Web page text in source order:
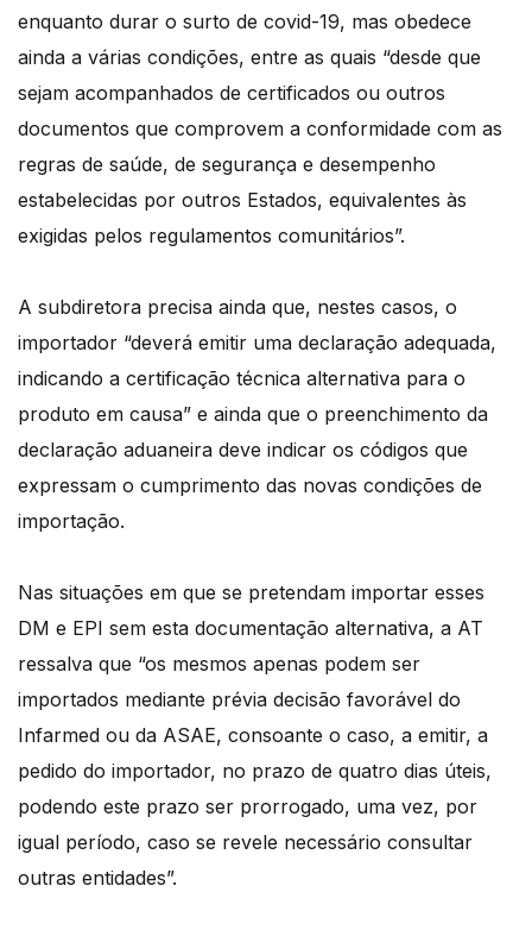
enquanto durar o surto de covid-19, mas obedece
ainda a várias condições, entre as quais “desde que
sejam acompanhados de certificados ou outros
documentos que comprovem a conformidade com as
regras de saúde, de segurança e desempenho
estabelecidas por outros Estados, equivalentes às
exigidas pelos regulamentos comunitários”.
A subdiretora precisa ainda que, nestes casos, o
importador “deverá emitir uma declaração adequada,
indicando a certificação técnica alternativa para o
produto em causa” e ainda que o preenchimento da
declaração aduaneira deve indicar os códigos que
expressam o cumprimento das novas condições de
importação.
Nas situações em que se pretendam importar esses
DM e EPI sem esta documentação alternativa, a AT
ressalva que “os mesmos apenas podem ser
importados mediante prévia decisão favorável do
Infarmed ou da ASAE, consoante o caso, a emitir, a
pedido do importador, no prazo de quatro dias úteis,
podendo este prazo ser prorrogado, uma vez, por
igual período, caso se revele necessário consultar
outras entidades”.